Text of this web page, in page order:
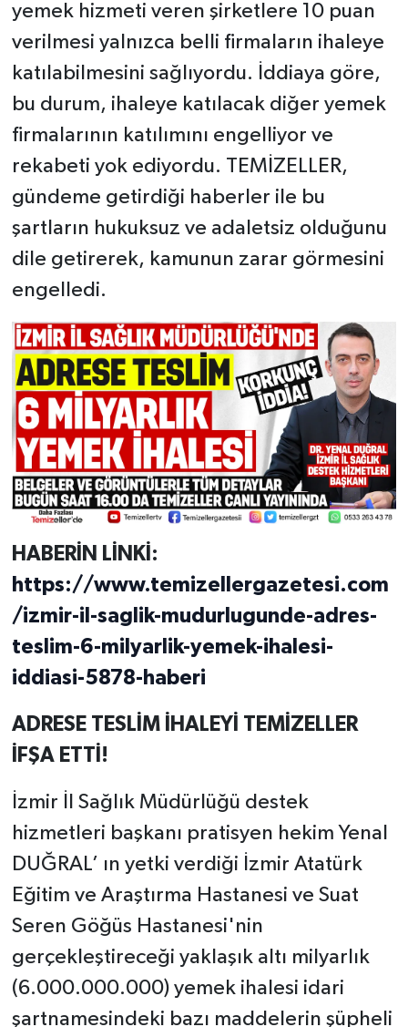
yemek hizmeti veren şirketlere 10 puan
verilmesi yalnızca belli firmaların ihaleye
katılabilmesini sağlıyordu. İddiaya göre,
bu durum, ihaleye katılacak diğer yemek
firmalarının katılımını engelliyor ve
rekabeti yok ediyordu. TEMİZELLER,
gündeme getirdiği haberler ile bu
şartların hukuksuz ve adaletsiz olduğunu
dile getirerek, kamunun zarar görmesini
engelledi.
HABERİN LİNKİ:
https://www.temizellergazetesi.com
/izmir-il-saglik-mudurlugunde-adres-
teslim-6-milyarlik-yemek-ihalesi-
iddiasi-5878-haberi
ADRESE TESLİM İHALEYİ TEMİZELLER
İFŞA ETTİ!
İzmir İl Sağlık Müdürlüğü destek
hizmetleri başkanı pratisyen hekim Yenal
DUĞRAL’ ın yetki verdiği İzmir Atatürk
Eğitim ve Araştırma Hastanesi ve Suat
Seren Göğüs Hastanesi'nin
gerçekleştireceği yaklaşık altı milyarlık
(6.000.000.000) yemek ihalesi idari
şartnamesindeki bazı maddelerin şüpheli